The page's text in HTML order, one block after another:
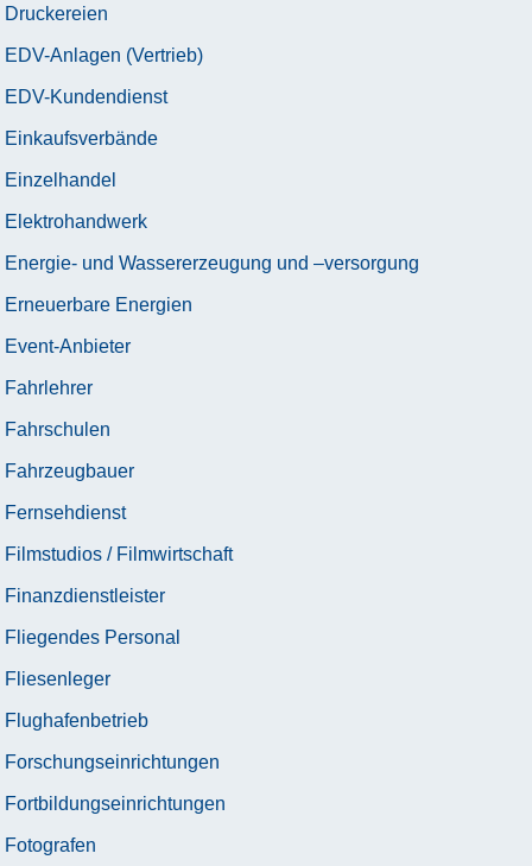
Druckereien
EDV-Anlagen (Vertrieb)
EDV-Kundendienst
Einkaufsverbände
Einzelhandel
Elektrohandwerk
Energie- und Wassererzeugung und –versorgung
Erneuerbare Energien
Event-Anbieter
Fahrlehrer
Fahrschulen
Fahrzeugbauer
Fernsehdienst
Filmstudios / Filmwirtschaft
Finanzdienstleister
Fliegendes Personal
Fliesenleger
Flughafenbetrieb
Forschungseinrichtungen
Fortbildungseinrichtungen
Fotografen